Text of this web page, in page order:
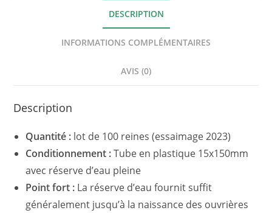
DESCRIPTION
INFORMATIONS COMPLÉMENTAIRES
AVIS (0)
Description
Quantité : lot de 100 reines (essaimage 2023)
Conditionnement :Tube en plastique 15x150mm
avec réserve d’eau pleine
Point fort : La réserve d’eau fournit suffit
généralement jusqu’à la naissance des ouvrières